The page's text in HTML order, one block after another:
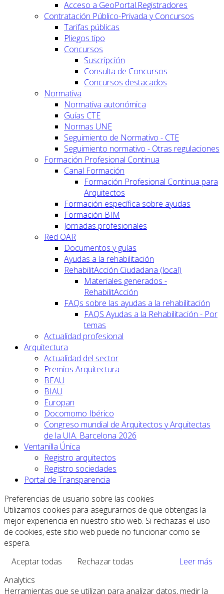
Acceso a GeoPortal.Registradores
Contratación Público-Privada y Concursos
Tarifas públicas
Pliegos tipo
Concursos
Suscripción
Consulta de Concursos
Concursos destacados
Normativa
Normativa autonómica
Guías CTE
Normas UNE
Seguimiento de Normativo - CTE
Seguimiento normativo - Otras regulaciones
Formación Profesional Continua
Canal Formación
Formación Profesional Continua para
Arquitectos
Formación específica sobre ayudas
Formación BIM
Jornadas profesionales
Red OAR
Documentos y guías
Ayudas a la rehabilitación
RehabilitAcción Ciudadana (local)
Materiales generados -
RehabilitAcción
FAQs sobre las ayudas a la rehabilitación
FAQS Ayudas a la Rehabilitación - Por
temas
Actualidad profesional
Arquitectura
Actualidad del sector
Premios Arquitectura
BEAU
BIAU
Europan
Docomomo Ibérico
Congreso mundial de Arquitectos y Arquitectas
de la UIA. Barcelona 2026
Ventanilla Única
Registro arquitectos
Registro sociedades
Portal de Transparencia
Preferencias de usuario sobre las cookies
Utilizamos cookies para asegurarnos de que obtengas la
mejor experiencia en nuestro sitio web. Si rechazas el uso
de cookies, este sitio web puede no funcionar como se
espera.
Aceptar todas
Rechazar todas
Leer más
Analytics
Herramientas que se utilizan para analizar datos, medir la